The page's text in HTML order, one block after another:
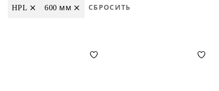
HPL 600 мм СБРОСИТЬ